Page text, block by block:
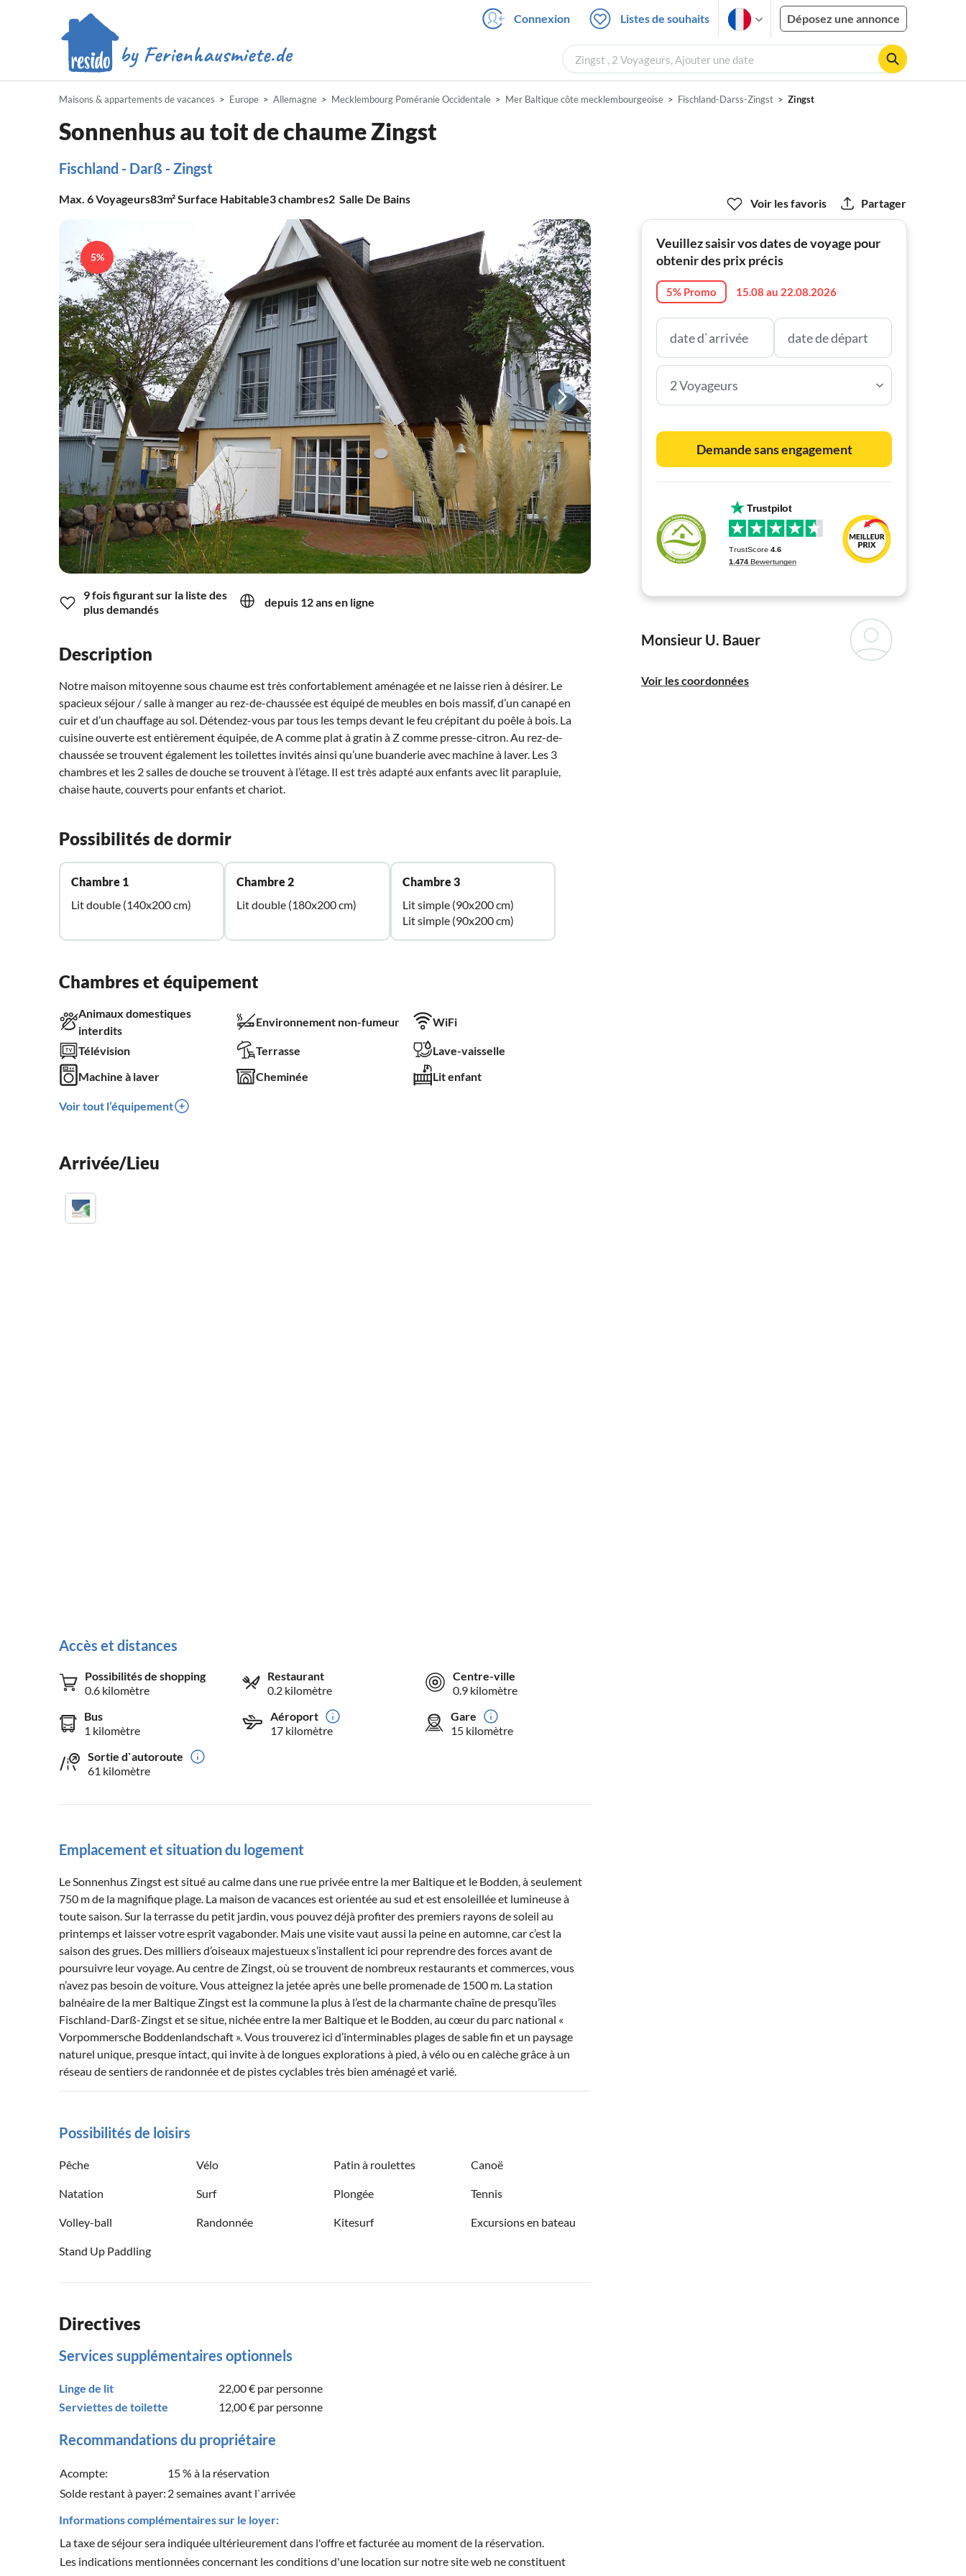
Connexion Listes de souhaits Déposez une annonce
Zingst , 2 Voyageurs, Ajouter une date
Maisons & appartements de vacances Europe Allemagne Mecklembourg Poméranie Occidentale Mer Baltique côte mecklembourgeoise Fischland-Darss-Zingst Zingst
Sonnenhus au toit de chaume Zingst
Fischland - Darß - Zingst
Max. 6Voyageurs83m²Surface Habitable3chambres2 Salle De Bains
5%
9 fois figurant sur la liste des
plus demandés
depuis 12 ans en ligne
Description
Notre maison mitoyenne sous chaume est très confortablement aménagée et ne laisse rien à désirer. Le
spacieux séjour / salle à manger au rez-de-chaussée est équipé de meubles en bois massif, d’un canapé en
cuir et d’un chauffage au sol. Détendez-vous par tous les temps devant le feu crépitant du poêle à bois. La
cuisine ouverte est entièrement équipée, de A comme plat à gratin à Z comme presse-citron. Au rez-de-
chaussée se trouvent également les toilettes invités ainsi qu’une buanderie avec machine à laver. Les 3
chambres et les 2 salles de douche se trouvent à l’étage. Il est très adapté aux enfants avec lit parapluie,
chaise haute, couverts pour enfants et chariot.
Possibilités de dormir
Chambre 1
Lit double (140x200 cm)
Chambre 2
Lit double (180x200 cm)
Chambre 3
Lit simple (90x200 cm)
Lit simple (90x200 cm)
Chambres et équipement
Animaux domestiques
interdits
Environnement non-fumeur WiFi
Télévision Terrasse
Lave-vaisselle
Machine à laver
Cheminée Lit enfant
Voir tout l’équipement
Arrivée/Lieu
Accès et distances
Possibilités de shopping
0.6 kilomètre
Restaurant
0.2 kilomètre
Centre-ville
0.9 kilomètre
Bus
1 kilomètre
Aéroport
17 kilomètre
Gare
15 kilomètre
Sortie d`autoroute
61 kilomètre
Emplacement et situation du logement
Le Sonnenhus Zingst est situé au calme dans une rue privée entre la mer Baltique et le Bodden, à seulement
750 m de la magnifique plage. La maison de vacances est orientée au sud et est ensoleillée et lumineuse à
toute saison. Sur la terrasse du petit jardin, vous pouvez déjà profiter des premiers rayons de soleil au
printemps et laisser votre esprit vagabonder. Mais une visite vaut aussi la peine en automne, car c’est la
saison des grues. Des milliers d’oiseaux majestueux s’installent ici pour reprendre des forces avant de
poursuivre leur voyage. Au centre de Zingst, où se trouvent de nombreux restaurants et commerces, vous
n’avez pas besoin de voiture. Vous atteignez la jetée après une belle promenade de 1500 m. La station
balnéaire de la mer Baltique Zingst est la commune la plus à l’est de la charmante chaîne de presqu’îles
Fischland-Darß-Zingst et se situe, nichée entre la mer Baltique et le Bodden, au cœur du parc national «
Vorpommersche Boddenlandschaft ». Vous trouverez ici d’interminables plages de sable fin et un paysage
naturel unique, presque intact, qui invite à de longues explorations à pied, à vélo ou en calèche grâce à un
réseau de sentiers de randonnée et de pistes cyclables très bien aménagé et varié.
Possibilités de loisirs
Pêche Vélo Patin à roulettes Canoë
Natation Surf Plongée Tennis
Volley-ball Randonnée Kitesurf Excursions en bateau
Stand Up Paddling
Directives
Services supplémentaires optionnels
Linge de lit 22,00 € par personne
Serviettes de toilette
12,00 € par personne
Recommandations du propriétaire
Acompte:
15 % à la réservation
Solde restant à payer: 2 semaines avant l`arrivée
Informations complémentaires sur le loyer:
La taxe de séjour sera indiquée ultérieurement dans l'offre et facturée au moment de la réservation.
Les indications mentionnées concernant les conditions d'une location sur notre site web ne constituent
Voir les favoris Partager
Veuillez saisir vos dates de voyage pour
obtenir des prix précis
5% Promo 15.08 au 22.08.2026
2 Voyageurs
Demande sans engagement
Monsieur U. Bauer
Voir les coordonnées